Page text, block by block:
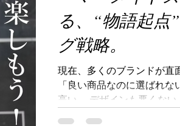
なく、そのブランドが持つ
やコミュニティに共感し
い」と感じるものにお金と
した。10年前と比較しても
とした市場規模は大きく成
けファンを生み出せるか”
つつあります。 つまり、
「商品をどう売るか」では
る、“物語起
グ戦略。
現在、多くのブランドが直
「良い商品なのに選ばれ
高い。 デザインも悪くない